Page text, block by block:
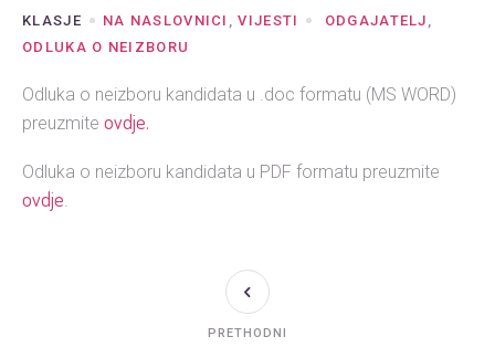
KLASJE NA NASLOVNICI ,VIJESTI ODGAJATELJ ,
ODLUKA O NEIZBORU
Odluka o neizboru kandidata u .doc formatu (MS WORD)
preuzmite ovdje.
Odluka o neizboru kandidata u PDF formatu preuzmite
ovdje.
PRETHODNI